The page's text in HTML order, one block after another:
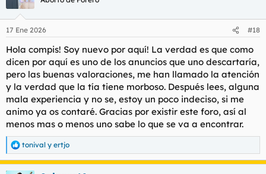
e
:
17 Ene 2026 #18
Hola compis! Soy nuevo por aquí! La verdad es que como
dicen por aquí es uno de los anuncios que uno descartaría,
pero las buenas valoraciones, me han llamado la atención
y la verdad que la tía tiene morboso. Después lees, alguna
mala experiencia y no se, estoy un poco indeciso, si me
animo ya os contaré. Gracias por existir este foro, así al
menos mas o menos uno sabe lo que se va a encontrar.
R
e
tonival y ertjo